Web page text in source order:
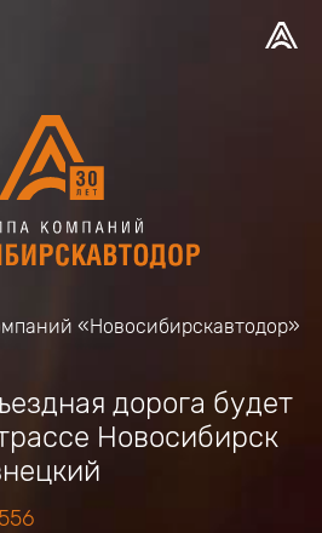
«Новосибирскавтодор»
дорога будет
Новосибирск